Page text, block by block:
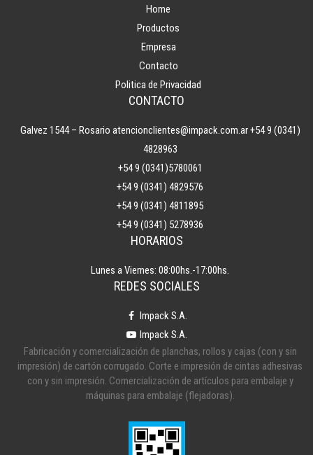
Home
Productos
Empresa
Contacto
Politica de Privacidad
CONTACTO
Galvez 1544 – Rosario atencionclientes@impack.com.ar+54 9 (0341)
4828963
+54 9 (0341)5780061
+54 9 (0341) 4829576
+54 9 (0341) 4811895
+54 9 (0341) 5278936
HORARIOS
Lunes a Viernes: 08:00hs.-17:00hs.
REDES SOCIALES
Impack S.A.
Impack S.A.
Fabricación y comercialización de planchas, rollos y cajas (con y sin
impresión) de cartón corrugado. Corte e impresión de cintas adhesivas
con y sin impresión. Comercialización de artículos para embalaje y
máquinas para embalaje (flejadoras).